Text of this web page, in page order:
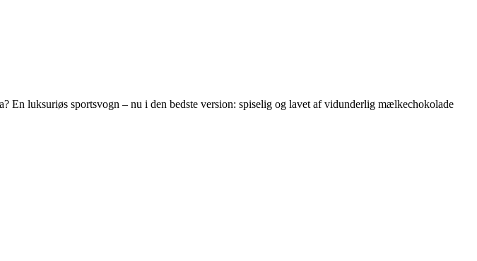
En luksuriøs sportsvogn – nu i den bedste version: spiselig og lavet af vidunderlig mælkechokolade